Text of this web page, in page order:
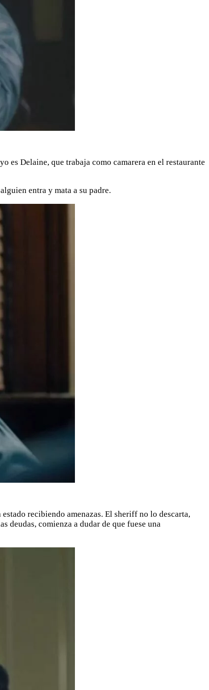
es Delaine, que trabaja como camarera en el restaurante
entra y mata a su padre.
recibiendo amenazas. El sheriff no lo descarta,
deudas, comienza a dudar de que fuese una